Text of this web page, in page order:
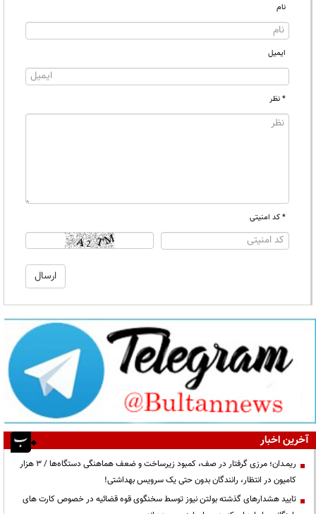
نام
ایمیل
* نظر
* کد امنیتی
آخرین اخبار
ریمـدان؛ مرزی گرفتار در صف، کمبود زیرساخت و ضعف هماهنگی دستگاه‌ها / ۳ هزار
کامیون در انتظار، رانندگان بدون حتی یک سرویس بهداشتی!
تایید هشدارهای گذشته بولتن نیوز توسط سخنگوی قوه قضائیه در خصوص کارت های